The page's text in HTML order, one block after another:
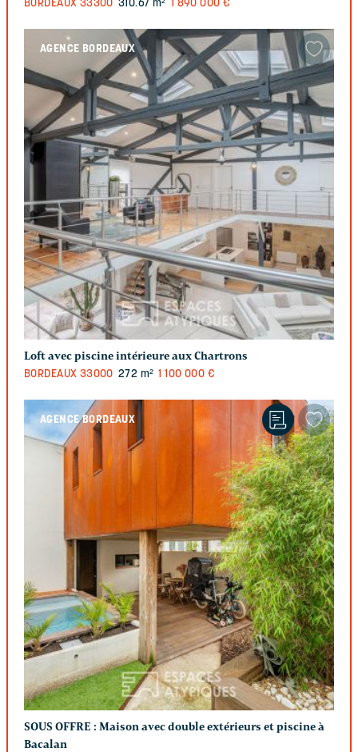
BORDEAUX 33300 310.67 m² 1 890 000 €
AGENCE BORDEAUX
Loft avec piscine intérieure aux Chartrons
BORDEAUX 33000 272 m² 1 100 000 €
AGENCE BORDEAUX
SOUS OFFRE : Maison avec double extérieurs et piscine à
Bacalan